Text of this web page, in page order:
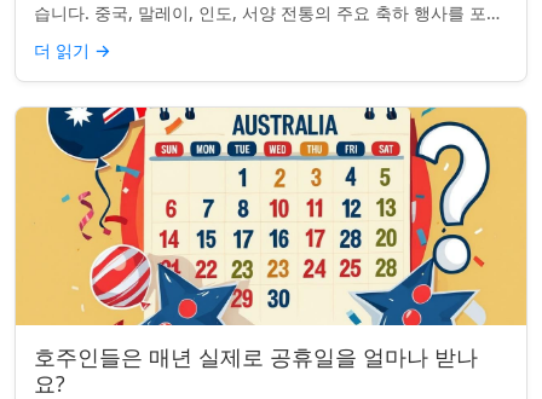
습니다. 중국, 말레이, 인도, 서양 전통의 주요 축하 행사를 포함
하여, 나라의 다양성을 반영합니...
더 읽기 →
호주인들은 매년 실제로 공휴일을 얼마나 받나
요?